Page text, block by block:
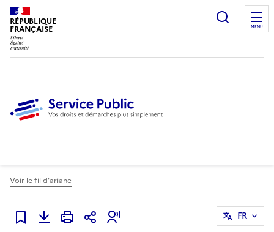
RÉPUBLIQUE
FRANÇAISE
Ouvrir
MENU
Voir le fil d'ariane
Ajouter à mes favoris
FR